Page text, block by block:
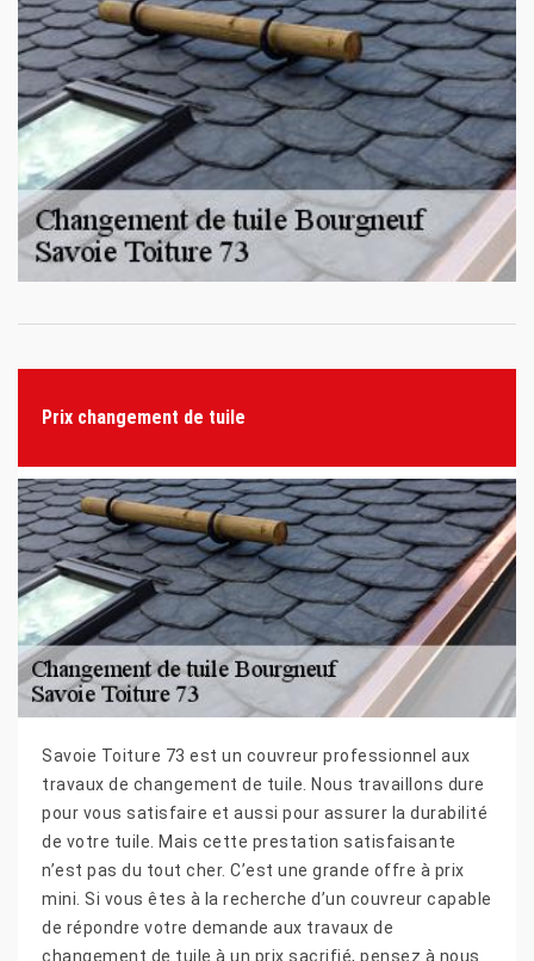
Prix changement de tuile
Savoie Toiture 73 est un couvreur professionnel aux
travaux de changement de tuile. Nous travaillons dure
pour vous satisfaire et aussi pour assurer la durabilité
de votre tuile. Mais cette prestation satisfaisante
n’est pas du tout cher. C’est une grande offre à prix
mini. Si vous êtes à la recherche d’un couvreur capable
de répondre votre demande aux travaux de
changement de tuile à un prix sacrifié, pensez à nous.